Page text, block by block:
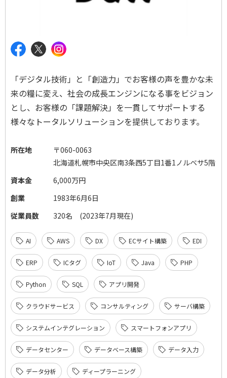
「デジタル技術」と「創造力」でお客様の声を豊かな未
来の糧に変え、社会の成長エンジンになる事をビジョン
とし、お客様の「課題解決」を一貫してサポートする
様々なトータルソリューションを提供しております。
所在地
〒060-0063
北海道札幌市中央区南3条西5丁目1番1ノルベサ5階
資本金
6,000万円
創業
1983年6月6日
従業員数
320名 (2023年7月現在)
AI AWS DX ECサイト構築 EDI
ERP ICタグ IoT Java PHP
Python SQL アプリ開発
クラウドサービス コンサルティング サーバ構築
システムインテグレーション スマートフォンアプリ
データセンター データベース構築 データ入力
データ分析 ディープラーニング